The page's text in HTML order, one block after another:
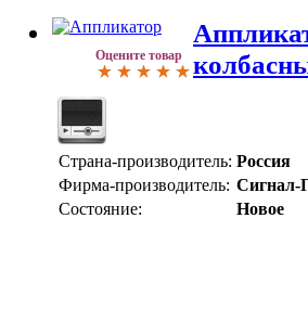
Оцените товар
Страна-производитель: Россия
Фирма-производитель: Сигнал-
Состояние:
Новое